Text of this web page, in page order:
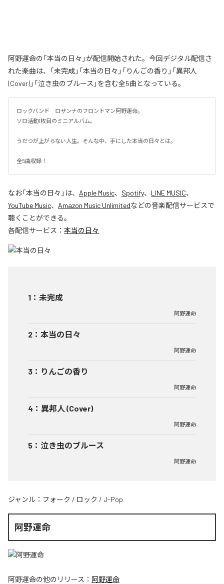
阿野運命の「本当の日々」が配信開始された。今回デジタル配信さ
れた楽曲は、「未完成」「本当の日々」「りんごの香り」「異邦人
(Cover)」「泣き虫のブルース」を含む全5曲となっている。
ロックバンド　ロザンナのフロントマン阿野運命。
ソロ活動1枚目のミニアルバム。
うだつが上がらない人生。そんな中、手にした本当の日々とは。
全5曲収録！
なお「本当の日々 」は、 Apple Music、 Spotify、 LINE MUSIC、
YouTube Music、 Amazon Music Unlimitedなどの音楽配信サービスで
聴くことができる。
各配信サービス： 本当の日々
1 ： 未完成
阿野運命
2 ： 本当の日々
阿野運命
3 ： りんごの香り
阿野運命
4 ： 異邦人 (Cover)
阿野運命
5 ： 泣き虫のブルース
阿野運命
ジャンル： フォーク / ロック / J-Pop
阿野運命
阿野運命の他のリリース： 阿野運命